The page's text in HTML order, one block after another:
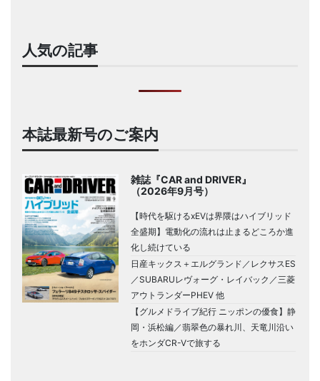
人気の記事
本誌最新号のご案内
雑誌『CAR and DRIVER』
（2026年9月号）
【時代を駆けるxEVは界隈はハイブリッド
全盛期】電動化の流れは止まるどころか進
化し続けている
日産キックス＋エルグランド／レクサスES
／SUBARUレヴォーグ・レイバック／三菱
アウトランダーPHEV 他
【グルメドライブ紀行 ニッポンの優食】静
岡・浜松編／翡翠色の暴れ川、天竜川沿い
をホンダCR-Vで旅する